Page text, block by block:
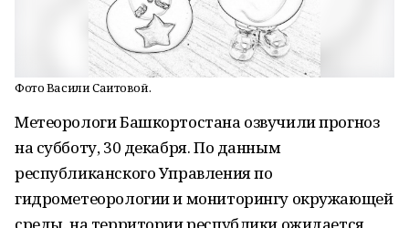
Фото Васили Саитовой.
Метеорологи Башкортостана озвучили прогноз
на субботу, 30 декабря. По данным
республиканского Управления по
гидрометеорологии и мониторингу окружающей